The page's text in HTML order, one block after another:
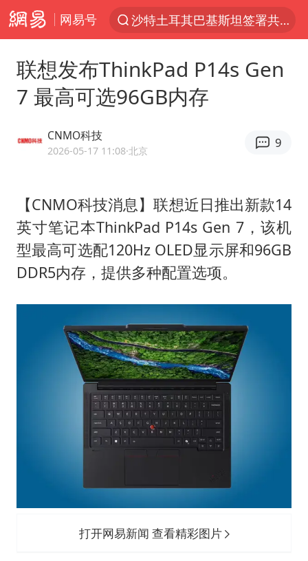
网易号
沙特土耳其巴基斯坦签署共同防务协议
泉州市委书记张毅恭被查
台风白海豚或吞并鲸鱼 登陆地点更新
名创优品回应女子吐槽内裤质量差
中巨芯：上半年归母净利润1405.77万元
中国女篮70-67险胜尼日利亚女篮
国防部：坚决反制任何闹海挑衅图谋
胡彦斌获《歌手2026》歌王
百花奖开幕式
夯实基础开新局
联想发布ThinkPad P14s Gen
7 最高可选96GB内存
CNMO科技
2026-05-17 11:08·北京
9
【CNMO科技消息】联想近日推出新款14
英寸笔记本ThinkPad P14s Gen 7，该机
型最高可选配120Hz OLED显示屏和96GB
DDR5内存，提供多种配置选项。
打开网易新闻 查看精彩图片